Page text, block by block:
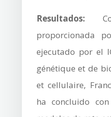
Resultados:
proporcionada
ejecutado por el
génétique et de
et cellulaire,
ha concluido